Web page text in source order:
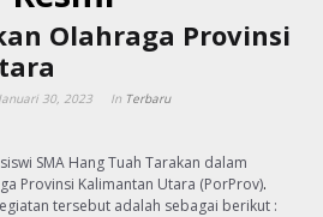
Olahraga Provinsi
Januari 30, 2023 In Terbaru
SMA Hang Tuah Tarakan dalam
Provinsi Kalimantan Utara (PorProv).
tersebut adalah sebagai berikut :